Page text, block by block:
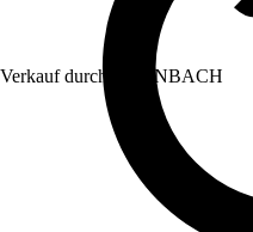
Verkauf durch: HORNBACH